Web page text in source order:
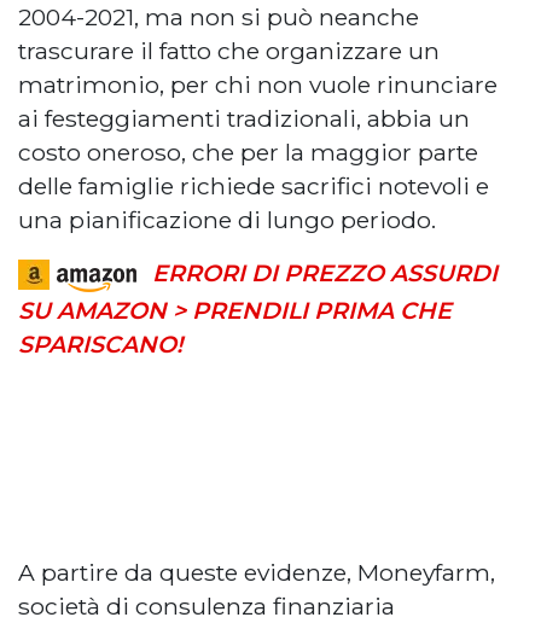
2004-2021, ma non si può neanche
trascurare il fatto che organizzare un
matrimonio, per chi non vuole rinunciare
ai festeggiamenti tradizionali, abbia un
costo oneroso, che per la maggior parte
delle famiglie richiede sacrifici notevoli e
una pianificazione di lungo periodo.
ERRORI DI PREZZO ASSURDI
SU AMAZON > PRENDILI PRIMA CHE
SPARISCANO!
A partire da queste evidenze, Moneyfarm,
società di consulenza finanziaria